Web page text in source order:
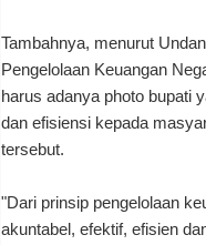
Tambahnya, menurut
Pengelolaan Keuangan
harus adanya photo bupati
dan efisiensi kepada
tersebut.
"Dari prinsip pengelolaan
akuntabel, efektif, efisien